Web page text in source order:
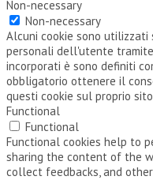
Non-necessary
Non-necessary
Alcuni cookie sono
personali dell'utente
incorporati è sono definiti
obbligatorio ottenere il
questi cookie sul proprio sito
Functional
Functional
Functional cookies help to
sharing the content of the
collect feedbacks, and